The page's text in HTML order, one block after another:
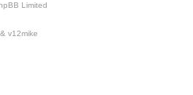
Limited
v12mike